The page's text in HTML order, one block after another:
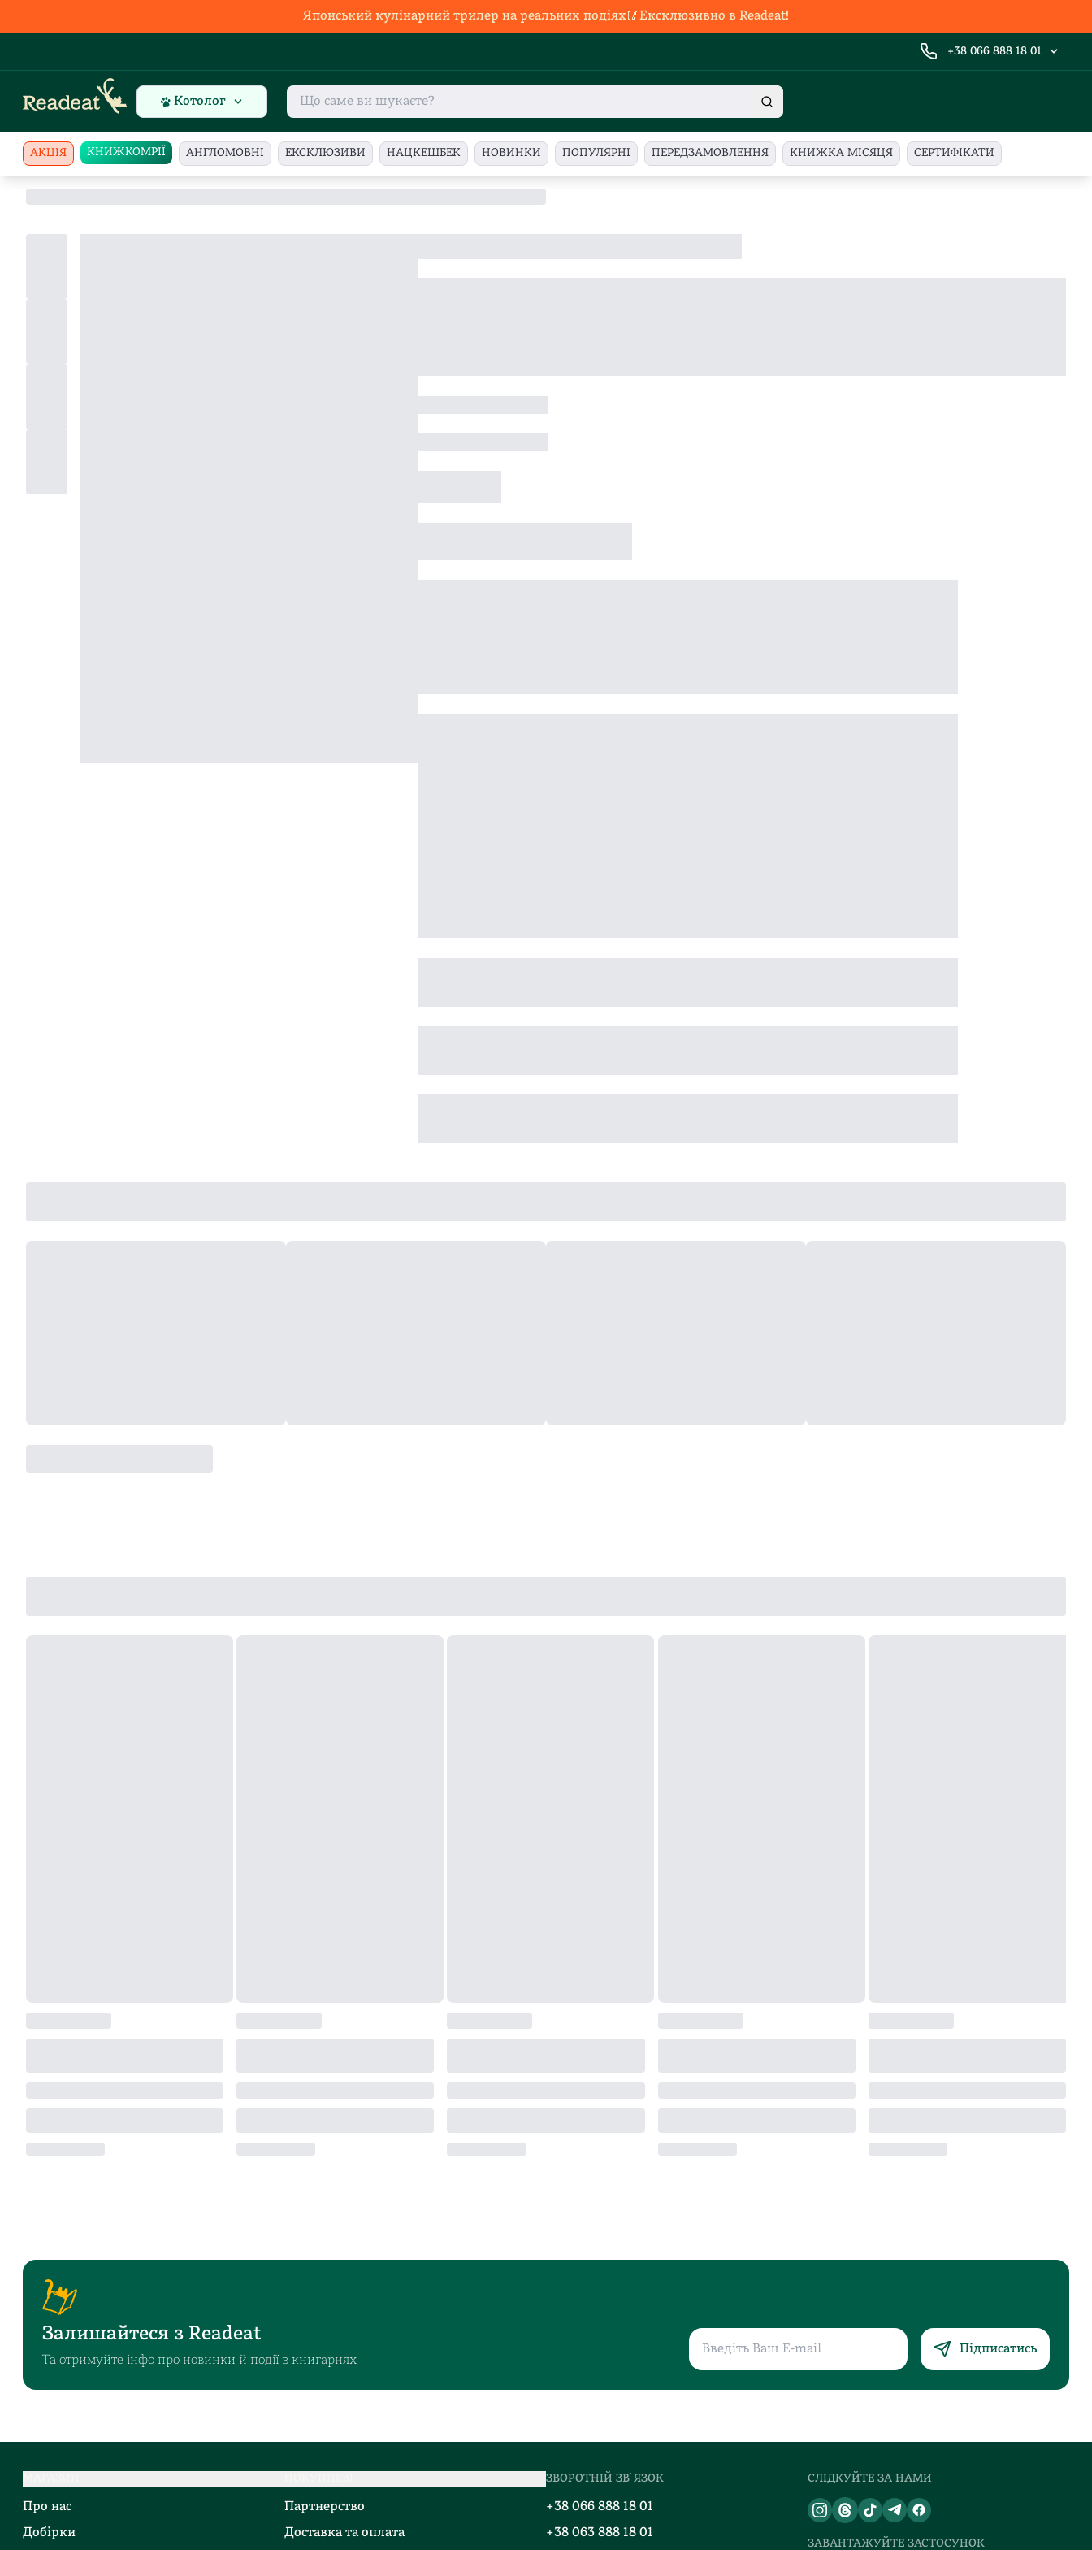
Японський кулінарний трилер на реальних подіях🥢Ексклюзивно в Readeat!
+38 066 888 18 01
Котолог
АКЦІЯ КНИЖКОМРІЇ АНГЛОМОВНІ ЕКСКЛЮЗИВИ НАЦКЕШБЕК НОВИНКИ ПОПУЛЯРНІ ПЕРЕДЗАМОВЛЕННЯ КНИЖКА МІСЯЦЯ СЕРТИФІКАТИ
Залишайтеся з Readeat
Та отримуйте інфо про новинки й події в книгарнях
Підписатись
Про нас
Добірки
Партнерство
Доставка та оплата
ЗВОРОТНІЙ ЗВ`ЯЗОК
+38 066 888 18 01
+38 063 888 18 01
СЛІДКУЙТЕ ЗА НАМИ
ЗАВАНТАЖУЙТЕ ЗАСТОСУНОК